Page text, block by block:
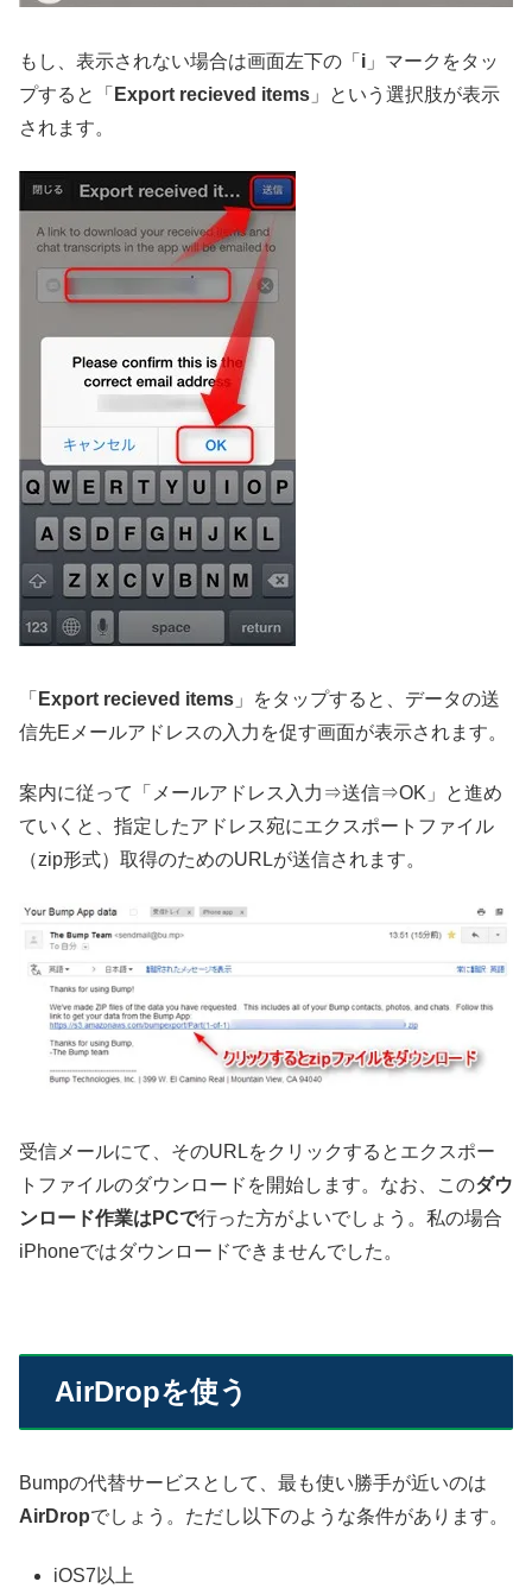
もし、表示されない場合は画面左下の「 i 」マークをタッ
プすると「 Export recieved items 」という選択肢が表示
されます。
「 Export recieved items 」をタップすると、データの送
信先Eメールアドレスの入力を促す画面が表示されます。
案内に従って「メールアドレス入力⇒送信⇒OK」と進め
ていくと、指定したアドレス宛にエクスポートファイル
（zip形式）取得のためのURLが送信されます。
受信メールにて、そのURLをクリックするとエクスポー
トファイルのダウンロードを開始します。なお、このダウ
ンロード作業はPCで行った方がよいでしょう。私の場合
iPhoneではダウンロードできませんでした。
AirDropを使う
Bumpの代替サービスとして、最も使い勝手が近いのは
AirDropでしょう。ただし以下のような条件があります。
iOS7以上